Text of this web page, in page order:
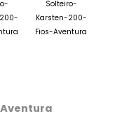
Aventura